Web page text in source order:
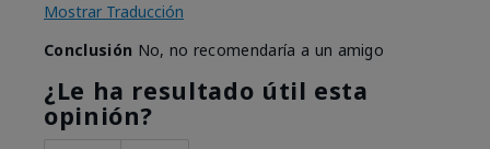
Mostrar Traducción
Conclusión No, no recomendaría a un amigo
¿Le ha resultado útil esta
opinión?